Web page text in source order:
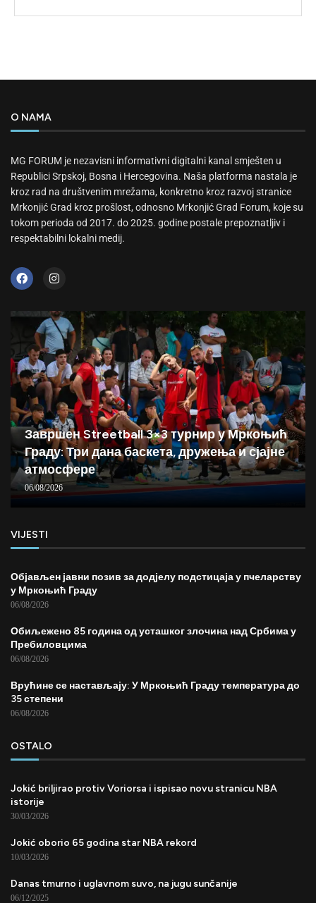
O NAMA
MG FORUM je nezavisni informativni digitalni kanal smješten u
Republici Srpskoj, Bosna i Hercegovina. Naša platforma nastala je
kroz rad na društvenim mrežama, konkretno kroz razvoj stranice
Mrkonjić Grad kroz prošlost, odnosno Mrkonjić Grad Forum, koje su
tokom perioda od 2017. do 2025. godine postale prepoznatljiv i
respektabilni lokalni medij.
Завршен Streetball 3×3 турнир у Мркоњић
Граду: Три дана баскета, дружења и сјајне
атмосфере
06/08/2026
VIJESTI
Објављен јавни позив за додјелу подстицаја у пчеларству
у Мркоњић Граду
06/08/2026
Обиљежено 85 година од усташког злочина над Србима у
Пребиловцима
06/08/2026
Врућине се настављају: У Мркоњић Граду температура до
35 степени
06/08/2026
OSTALO
Jokić briljirao protiv Voriorsa i ispisao novu stranicu NBA
istorije
30/03/2026
Jokić oborio 65 godina star NBA rekord
10/03/2026
Danas tmurno i uglavnom suvo, na jugu sunčanije
06/12/2025